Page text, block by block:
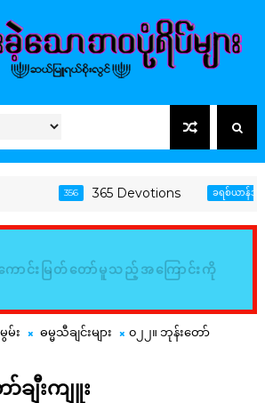
365 Devotions ခရစ်ယာန်အသက်တ
ောင်းမြတ်တော်မူသည့်အကြောင်းကို
၍ သိမှတ်ကြလော့ (ဆာလံ၊ ၃၄:၈)
မ်း ဓမ္မသီချင်းများ
၀၂၂။ ဘုန်းတော်
ချီးကျူး